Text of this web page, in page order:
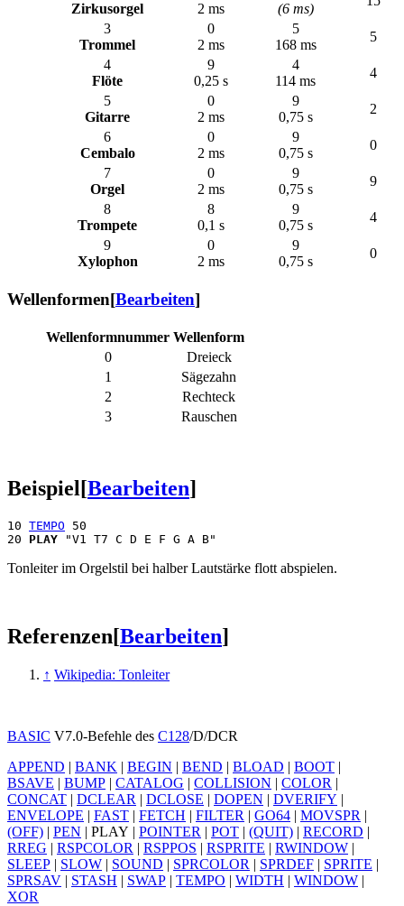
Zirkusorgel
2 ms
(6 ms)
3
Trommel
0
2 ms
5
168 ms
5
4
Flöte
9
0,25 s
4
114 ms
4
5
Gitarre
0
2 ms
9
0,75 s
2
6
Cembalo
0
2 ms
9
0,75 s
0
7
Orgel
0
2 ms
9
0,75 s
9
8
Trompete
8
0,1 s
9
0,75 s
4
9
Xylophon
0
2 ms
9
0,75 s
0
Wellenformen[Bearbeiten]
Wellenformnummer Wellenform
0
Dreieck
1
Sägezahn
2
Rechteck
3
Rauschen
Beispiel[Bearbeiten]
10 TEMPO 50
20 PLAY
Tonleiter im Orgelstil bei halber Lautstärke flott abspielen.
Referenzen[Bearbeiten]
↑ Wikipedia: Tonleiter
BASIC V7.0-Befehle des C128/D/DCR
APPEND | BANK | BEGIN | BEND | BLOAD | BOOT |
BSAVE | BUMP | CATALOG | COLLISION | COLOR |
CONCAT | DCLEAR | DCLOSE | DOPEN | DVERIFY |
ENVELOPE | FAST | FETCH | FILTER | GO64 | MOVSPR |
(OFF) | PEN | PLAY | POINTER | POT | (QUIT) | RECORD |
RREG | RSPCOLOR | RSPPOS | RSPRITE | RWINDOW |
SLEEP | SLOW | SOUND | SPRCOLOR | SPRDEF | SPRITE |
SPRSAV | STASH | SWAP | TEMPO | WIDTH | WINDOW |
XOR